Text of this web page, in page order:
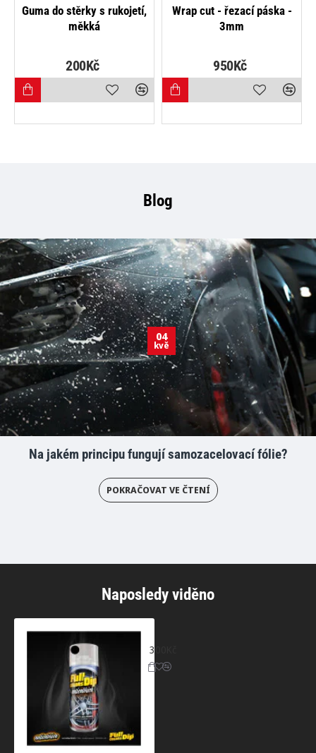
Guma do stěrky s rukojetí,
měkká
200Kč
NEJPRODÁVANĚJŠÍ
Wrap cut - řezací páska -
3mm
950Kč
Blog
04
kvě
Na jakém principu fungují samozacelovací fólie?
POKRAČOVAT VE ČTENÍ
Naposledy viděno
300Kč